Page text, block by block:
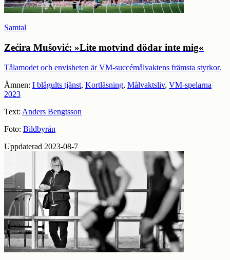
Samtal
Zećira Mušović: »Lite motvind dödar inte mig«
Tålamodet och envisheten är VM-succémålvaktens främsta styrkor.
Ämnen: I blågults tjänst, Kortläsning, Målvaktsliv, VM-spelarna
2023
Text: Anders Bengtsson
Foto: Bildbyrån
Uppdaterad 2023-08-7